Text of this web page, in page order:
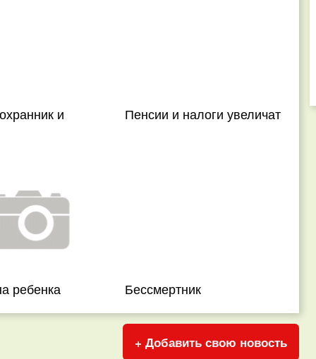
и Пенсии и налоги увеличат
ребенка Бессмертник
+ Добавить свою новость